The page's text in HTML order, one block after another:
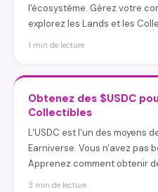
l'écosystème. Gérez votre
explorez les Lands et les
1 min de lecture
Obtenez des $USDC
Collectibles
L'USDC est l'un des moyens
Earniverse. Vous n'avez pas
Apprenez comment obtenir
3 min de lecture